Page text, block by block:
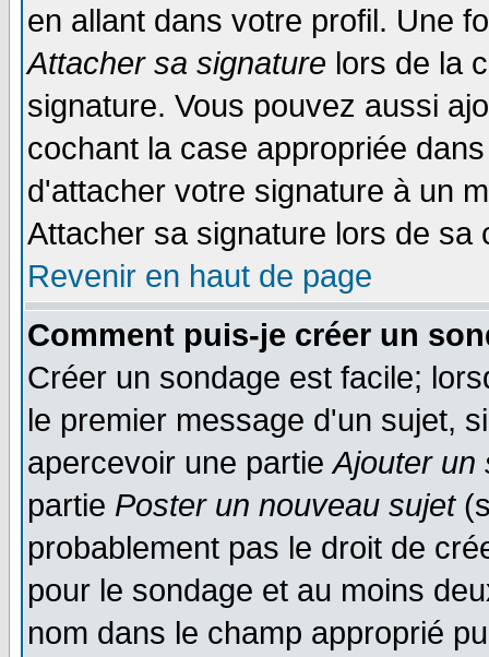
en allant dans votre profil. Une
Attacher sa signature lors de la
signature. Vous pouvez aussi
cochant la case appropriée
d'attacher votre signature à un
Attacher sa signature lors de sa
Revenir en haut de page
Comment puis-je créer un
Créer un sondage est facile;
le premier message d'un sujet,
apercevoir une partieAjouter un
partie Poster un nouveau sujet
probablement pas le droit de
pour le sondage et au moins
nom dans le champ approprié